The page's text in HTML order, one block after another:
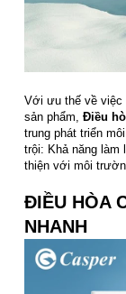
Với ưu thế về việc
sản phẩm, Điều
trung phát triển
trội: Khả năng làm
thiện với môi
ĐIỀU HÒA
NHANH